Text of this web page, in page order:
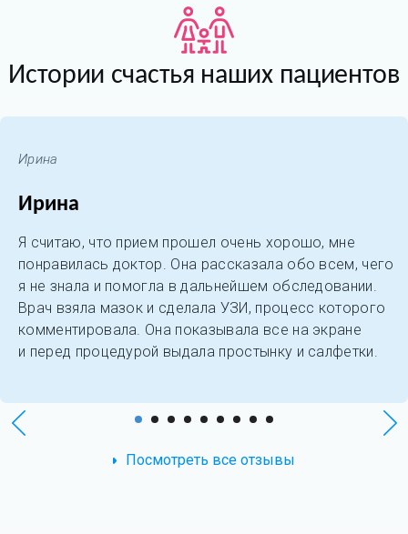
Истории счастья наших пациентов
Ирина
Ирина
Я считаю, что прием прошел очень хорошо, мне
понравилась доктор. Она рассказала обо всем, чего
я не знала и помогла в дальнейшем обследовании.
Врач взяла мазок и сделала УЗИ, процесс которого
комментировала. Она показывала все на экране
и перед процедурой выдала простынку и салфетки.
Посмотреть все отзывы